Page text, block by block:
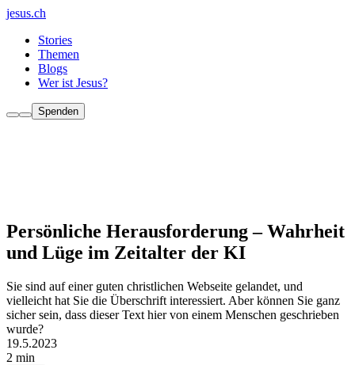
jesus.ch
Stories
Themen
Blogs
Wer ist Jesus?
Spenden
Persönliche Herausforderung – Wahrheit
und Lüge im Zeitalter der KI
Sie sind auf einer guten christlichen Webseite gelandet, und
vielleicht hat Sie die Überschrift interessiert. Aber können Sie ganz
sicher sein, dass dieser Text hier von einem Menschen geschrieben
wurde?
19.5.2023
2 min